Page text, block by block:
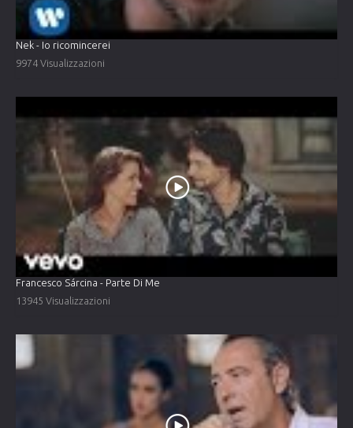
Nek - Io ricomincerei
9974 Visualizzazioni
Francesco Sárcina - Parte Di Me
13945 Visualizzazioni